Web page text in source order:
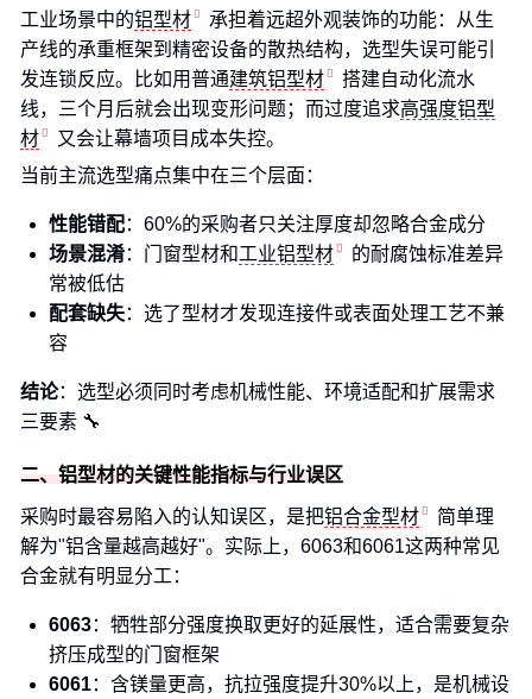
工业场景中的铝型材
承担着远超外观装饰的功能：从生
产线的承重框架到精密设备的散热结构，选型失误可能引
发连锁反应。比如用普通建筑铝型材
搭建自动化流水
线，三个月后就会出现变形问题；而过度追求高强度铝型
材
又会让幕墙项目成本失控。
当前主流选型痛点集中在三个层面：
性能错配：60%的采购者只关注厚度却忽略合金成分
场景混淆：门窗型材和工业铝型材
的耐腐蚀标准差异
常被低估
配套缺失：选了型材才发现连接件或表面处理工艺不兼
容
结论：选型必须同时考虑机械性能、环境适配和扩展需求
三要素 🔧
二、铝型材的关键性能指标与行业误区
采购时最容易陷入的认知误区，是把铝合金型材
简单理
解为"铝含量越高越好"。实际上，6063和6061这两种常见
合金就有明显分工：
6063：牺牲部分强度换取更好的延展性，适合需要复杂
挤压成型的门窗框架
6061：含镁量更高，抗拉强度提升30%以上，是机械设